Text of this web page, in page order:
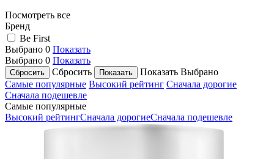
Посмотреть все
Бренд
Be First
Выбрано 0 Показать
Выбрано 0 Показать
Сбросить
Показать Выбрано
Самые популярные Высокий рейтинг Сначала дорогие
Сначала подешевле
Самые популярные
Высокий рейтингСначала дорогиеСначала подешевле